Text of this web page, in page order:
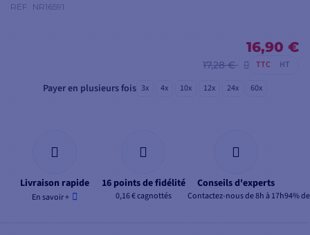
RÉF. NR16591
16,90 €
17,28 € TTC HT
Payer en plusieurs fois 3x 4x 10x 12x 24x 60x
Livraison rapide
En savoir +
16 points de fidélité
0,16 € cagnottés
Conseils d'experts
Contactez-nous de 8h à 17h94%